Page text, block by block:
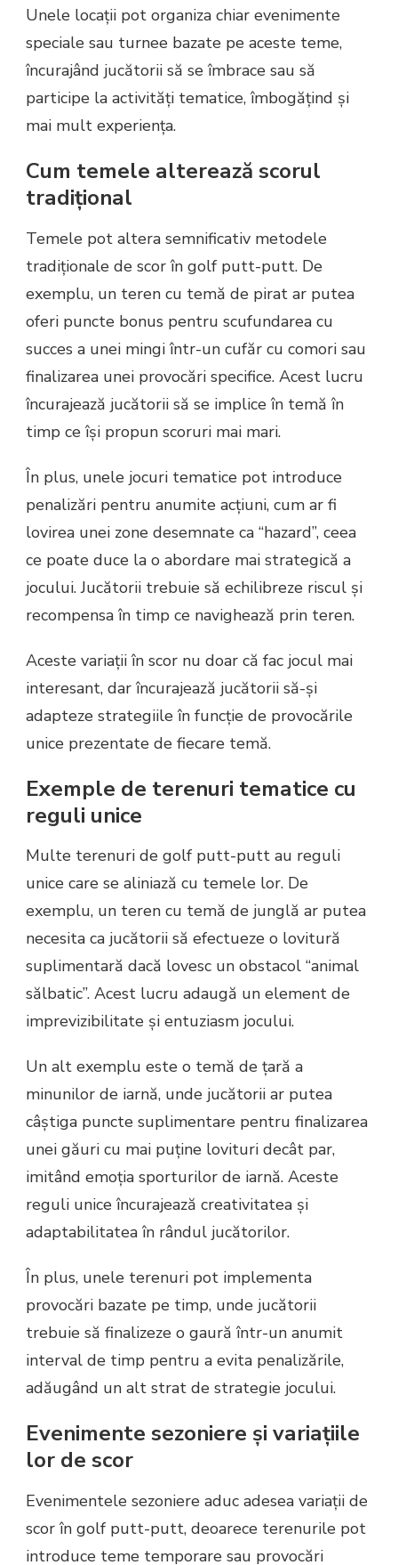
Unele locații pot organiza chiar evenimente
speciale sau turnee bazate pe aceste teme,
încurajând jucătorii să se îmbrace sau să
participe la activități tematice, îmbogățind și
mai mult experiența.
Cum temele alterează scorul
tradițional
Temele pot altera semnificativ metodele
tradiționale de scor în golf putt-putt. De
exemplu, un teren cu temă de pirat ar putea
oferi puncte bonus pentru scufundarea cu
succes a unei mingi într-un cufăr cu comori sau
finalizarea unei provocări specifice. Acest lucru
încurajează jucătorii să se implice în temă în
timp ce își propun scoruri mai mari.
În plus, unele jocuri tematice pot introduce
penalizări pentru anumite acțiuni, cum ar fi
lovirea unei zone desemnate ca “hazard”, ceea
ce poate duce la o abordare mai strategică a
jocului. Jucătorii trebuie să echilibreze riscul și
recompensa în timp ce navighează prin teren.
Aceste variații în scor nu doar că fac jocul mai
interesant, dar încurajează jucătorii să-și
adapteze strategiile în funcție de provocările
unice prezentate de fiecare temă.
Exemple de terenuri tematice cu
reguli unice
Multe terenuri de golf putt-putt au reguli
unice care se aliniază cu temele lor. De
exemplu, un teren cu temă de junglă ar putea
necesita ca jucătorii să efectueze o lovitură
suplimentară dacă lovesc un obstacol “animal
sălbatic”. Acest lucru adaugă un element de
imprevizibilitate și entuziasm jocului.
Un alt exemplu este o temă de țară a
minunilor de iarnă, unde jucătorii ar putea
câștiga puncte suplimentare pentru finalizarea
unei găuri cu mai puține lovituri decât par,
imitând emoția sporturilor de iarnă. Aceste
reguli unice încurajează creativitatea și
adaptabilitatea în rândul jucătorilor.
În plus, unele terenuri pot implementa
provocări bazate pe timp, unde jucătorii
trebuie să finalizeze o gaură într-un anumit
interval de timp pentru a evita penalizările,
adăugând un alt strat de strategie jocului.
Evenimente sezoniere și variațiile
lor de scor
Evenimentele sezoniere aduc adesea variații de
scor în golf putt-putt, deoarece terenurile pot
introduce teme temporare sau provocări